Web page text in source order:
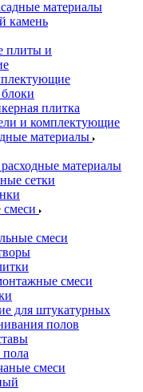
материалы
камень
плиты и
плитка
и комплектующие
материалы
материалы
сетки
смеси
смеси
смеси
для штукатурных
полов
смеси